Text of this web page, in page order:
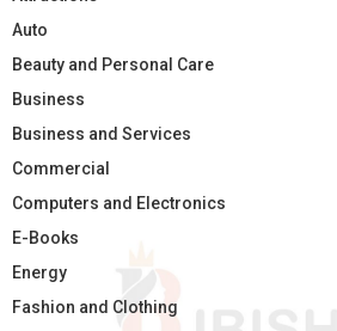
Auto
Beauty and Personal Care
Business
Business and Services
Commercial
Computers and Electronics
E-Books
Energy
Fashion and Clothing